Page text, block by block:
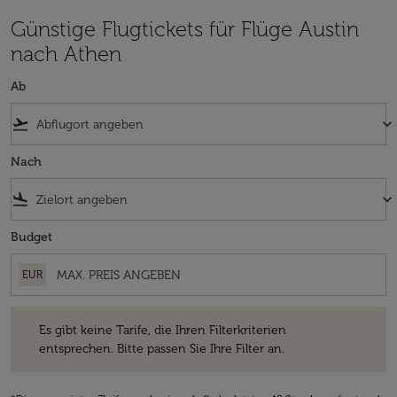
Günstige Flugtickets für Flüge Austin
nach Athen
Ab
flight_takeoff keyboard_arrow_down
Nach
flight_land keyboard_arrow_down
Budget
EUR
Es gibt keine Tarife, die Ihren Filterkriterien
entsprechen. Bitte passen Sie Ihre Filter an.